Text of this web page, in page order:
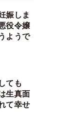
娠しま
役令嬢
ようで
ても
生真面
て幸せ